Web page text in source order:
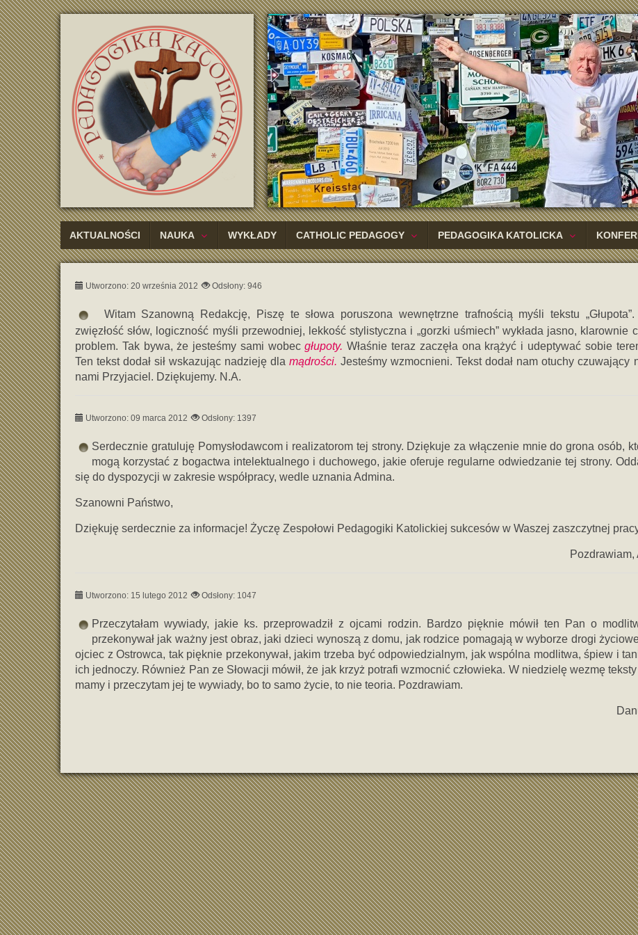
AKTUALNOŚCI NAUKA WYKŁADY CATHOLIC PEDAGOGY PEDAGOGIKA KATOLICKA
Utworzono: 20 września 2012 Odsłony: 946
Witam Szanowną Redakcję, Piszę te słowa poruszona wewnętrzne trafnością myśli tekstu „Głupota”.
zwięzłość słów, logiczność myśli przewodniej, lekkość stylistyczna i „gorzki uśmiech” wykłada jasno, klarownie
problem. Tak bywa, że jesteśmy sami wobecgłupoty.Właśnie teraz zaczęła ona krążyć i udeptywać sobie
Ten tekst dodał sił wskazując nadzieję dla mądrości.Jesteśmy wzmocnieni. Tekst dodał nam otuchy czuwający
nami Przyjaciel. Dziękujemy. N.A.
Utworzono: 09 marca 2012 Odsłony: 1397
Serdecznie gratuluję Pomysłodawcom i realizatorom tej strony. Dziękuje za włączenie mnie do grona osób,
mogą korzystać z bogactwa intelektualnego i duchowego, jakie oferuje regularne odwiedzanie tej strony.
się do dyspozycji w zakresie współpracy, wedle uznania Admina.
Szanowni Państwo,
Dziękuję serdecznie za informacje! Życzę Zespołowi Pedagogiki Katolickiej sukcesów w Waszej zaszczytnej
Pozdrawiam,
Utworzono: 15 lutego 2012 Odsłony: 1047
Przeczytałam wywiady, jakie ks. przeprowadził z ojcami rodzin. Bardzo pięknie mówił ten Pan o
przekonywał jak ważny jest obraz, jaki dzieci wynoszą z domu, jak rodzice pomagają w wyborze drogi
ojciec z Ostrowca, tak pięknie przekonywał, jakim trzeba być odpowiedzialnym, jak wspólna modlitwa, śpiew i
ich jednoczy. Również Pan ze Słowacji mówił, że jak krzyż potrafi wzmocnić człowieka. W niedzielę wezmę
mamy i przeczytam jej te wywiady, bo to samo życie, to nie teoria. Pozdrawiam.